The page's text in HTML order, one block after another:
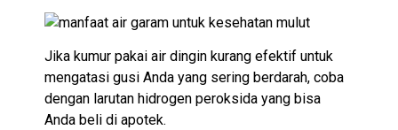
Jika kumur pakai air dingin kurang efektif untuk
mengatasi gusi Anda yang sering berdarah, coba
dengan larutan hidrogen peroksida yang bisa
Anda beli di apotek.